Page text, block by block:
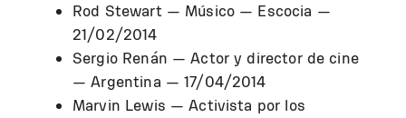
Rod Stewart — Músico — Escocia —
21/02/2014
Sergio Renán — Actor y director de cine
— Argentina — 17/04/2014
Marvin Lewis — Activista por los